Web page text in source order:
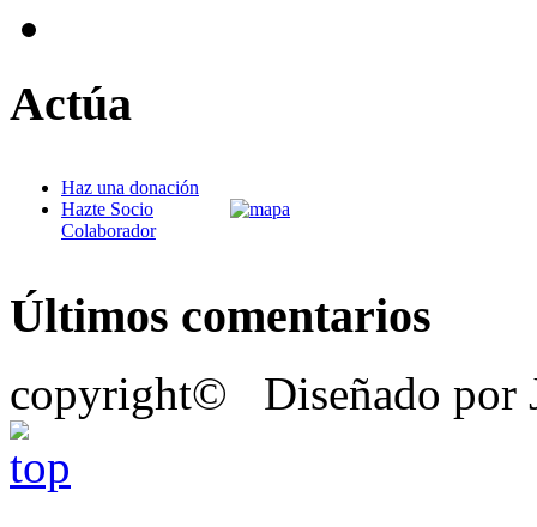
Actúa
Haz una donación
Hazte Socio
Colaborador
Últimos comentarios
copyright© Diseñado por